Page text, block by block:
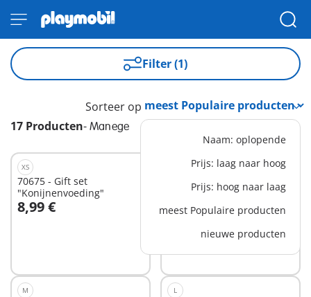
Filter (1)
17 Producten- Manege
Sorteer op
Naam: oplopende
Prijs: laag naar hoog
Prijs: hoog naar laag
meest Populaire producten
nieuwe producten
XS
70675 - Gift set
"Konijnenvoeding"
8,99 €
In winkelwagen
71496 - Ponykoets
16,99 €
In winkelwagen
M L